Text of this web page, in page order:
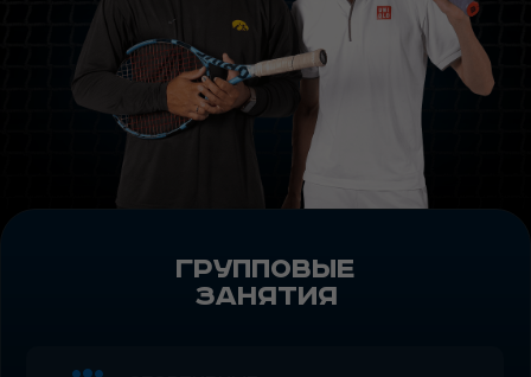
групповые
занятия